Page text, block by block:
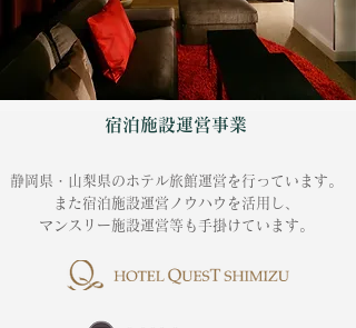
宿泊施設運営事業
静岡県・山梨県のホテル旅館運営を行っています。
また宿泊施設運営ノウハウを活用し
マンスリー施設運営等も手掛けています。